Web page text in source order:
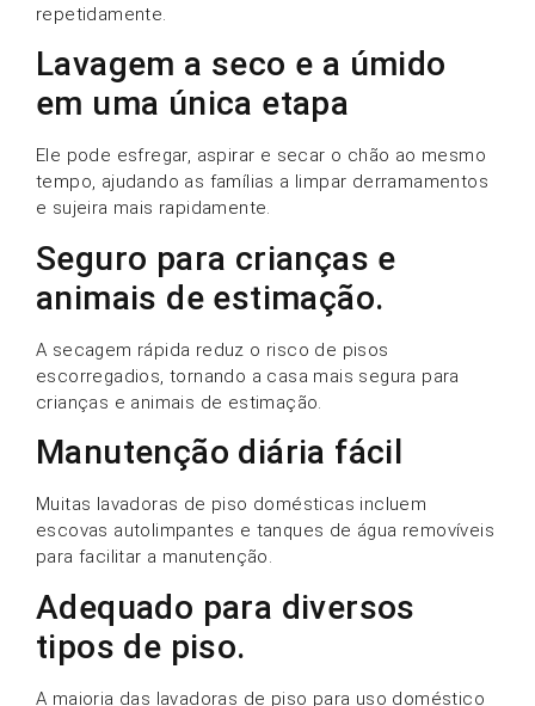
repetidamente.
Lavagem a seco e a úmido
em uma única etapa
Ele pode esfregar, aspirar e secar o chão ao mesmo
tempo, ajudando as famílias a limpar derramamentos
e sujeira mais rapidamente.
Seguro para crianças e
animais de estimação.
A secagem rápida reduz o risco de pisos
escorregadios, tornando a casa mais segura para
crianças e animais de estimação.
Manutenção diária fácil
Muitas lavadoras de piso domésticas incluem
escovas autolimpantes e tanques de água removíveis
para facilitar a manutenção.
Adequado para diversos
tipos de piso.
A maioria das lavadoras de piso para uso doméstico